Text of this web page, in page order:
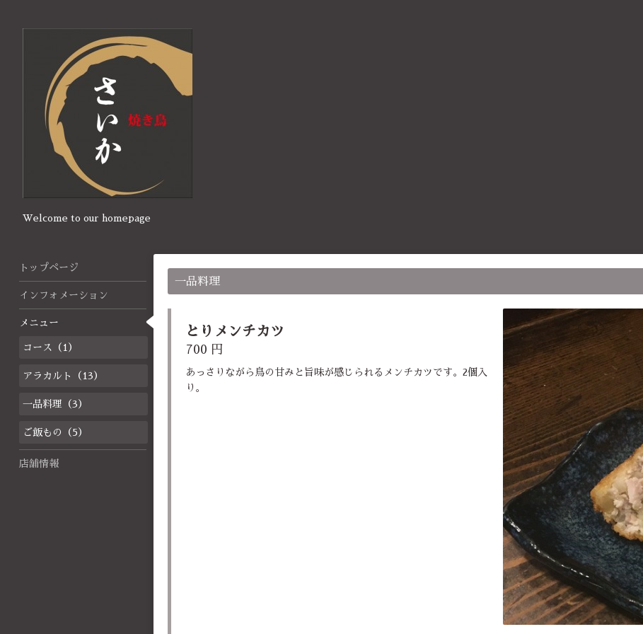
Welcome to our homepage
一品料理
とりメンチカツ
700 円
あっさりながら鳥の甘みと旨味が感じられるメンチカツです。2個入
り。
トップページ
インフォメーション
メニュー
コース（1）
アラカルト（13）
一品料理（3）
ご飯もの（5）
店舗情報